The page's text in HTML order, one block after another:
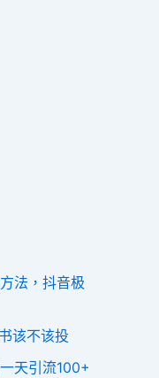
法，抖音极
该不该投
天引流100+